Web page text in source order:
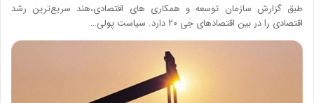
طبق گزارش سازمان توسعه و همکاری های اقتصادی،هند سریع‌ترین رشد
اقتصادی را در بین اقتصادهای جی ۲۰ دارد. سیاست پولی…